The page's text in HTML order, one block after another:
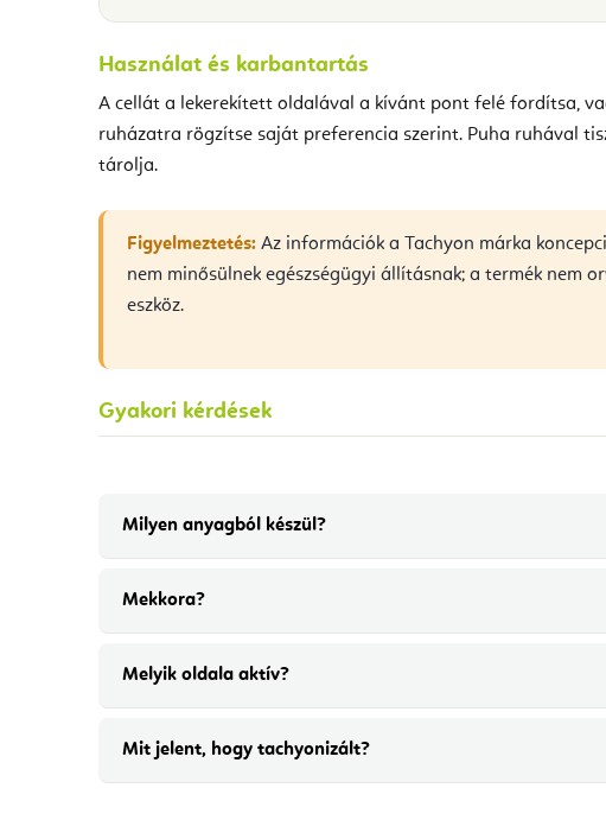
Használat és karbantartás
A cellát a lekerekített oldalával a kívánt pont felé fordítsa,
ruházatra rögzítse saját preferencia szerint. Puha ruhával
tárolja.
Figyelmeztetés: Az információk a Tachyon márka
nem minősülnek egészségügyi állításnak; a termék nem
eszköz.
Gyakori kérdések
Milyen anyagból készül?
Mekkora?
Melyik oldala aktív?
Mit jelent, hogy tachyonizált?